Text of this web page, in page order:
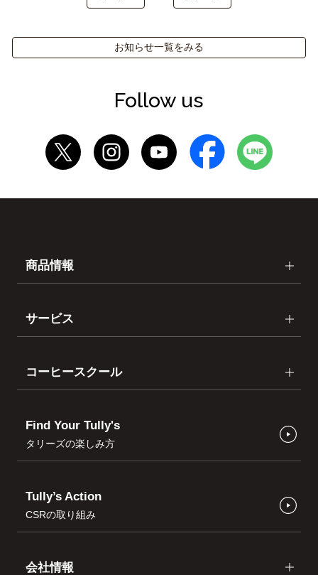
お知らせ一覧をみる
Follow us
商品情報
サービス
コーヒースクール
Find Your Tully's
タリーズの楽しみ方
Tully’s Action
CSRの取り組み
会社情報